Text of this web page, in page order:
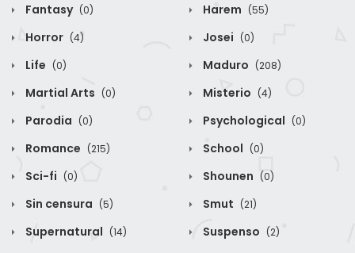
Fantasy (0) Harem (55)
Horror (4) Josei (0)
Life (0) Maduro (208)
Martial Arts (0) Misterio (4)
Parodia (0) Psychological (0)
Romance (215) School (0)
Sci-fi (0) Shounen (0)
Sin censura (5) Smut (21)
Supernatural (14) Suspenso (2)